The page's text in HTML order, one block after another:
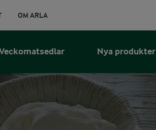
OM ARLA
Nya produkter